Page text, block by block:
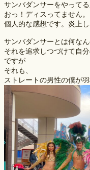
サンバダンサーをやって
おっ！ディスってません。
個人的な感想です。炎上し
サンバダンサーとは何なん
それを追求しつづけて自
ですが
それも、
ストレートの男性の僕が